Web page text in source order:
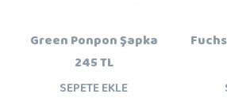
Green Ponpon Şapka
245 TL
SEPETE EKLE